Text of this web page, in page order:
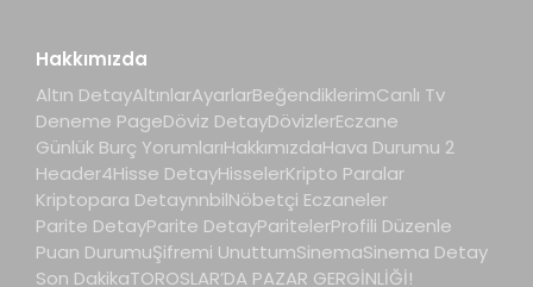
Hakkımızda
Altın DetayAltınlarAyarlarBeğendiklerimCanlı Tv
Deneme PageDöviz DetayDövizlerEczane
Günlük Burç YorumlarıHakkımızdaHava Durumu 2
Header4Hisse DetayHisselerKripto Paralar
Kriptopara DetaynnbilNöbetçi Eczaneler
Parite DetayParite DetayParitelerProfili Düzenle
Puan DurumuŞifremi UnuttumSinemaSinema Detay
Son DakikaTOROSLAR’DA PAZAR GERGİNLİĞİ!